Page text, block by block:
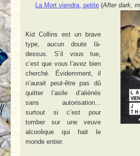
La Mort viendra, petite (After dark,
Kid Collins est un brave
type, aucun doute là-
dessus. S’il vous tue,
c’est que vous l’avez bien
cherché. Évidemment, il
n’aurait peut-être pas dû
quitter l’asile d’aliénés
sans autorisation...
surtout si c’est pour
tomber sur une veuve
alcoolique qui hait le
monde entier.